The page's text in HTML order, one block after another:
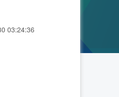
03:24:36